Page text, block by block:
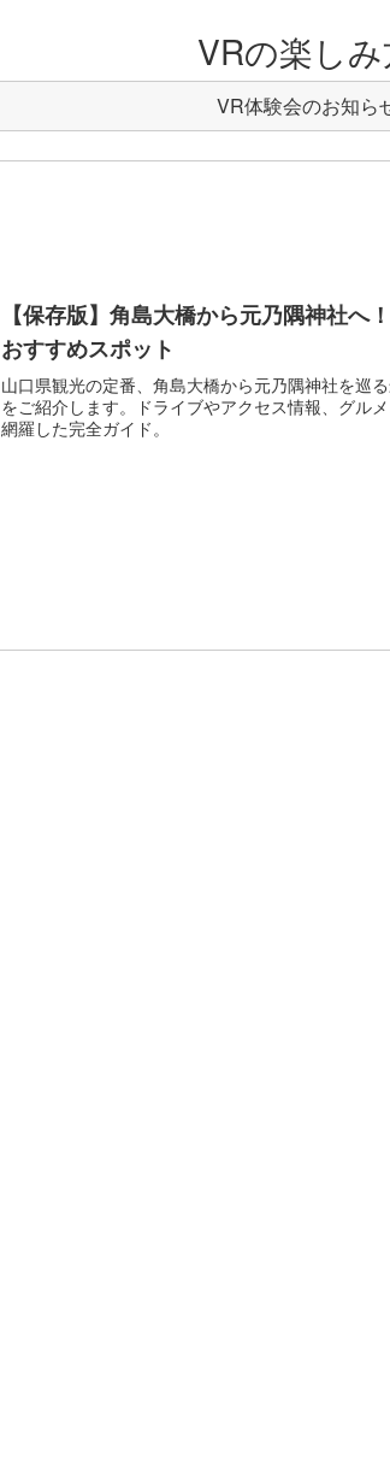
VRの楽し
VR体験会のお知ら
【保存版】角島大橋から元乃隅神社へ
おすすめスポット
山口県観光の定番、角島大橋から元乃隅神社を巡
をご紹介します。ドライブやアクセス情報、グル
網羅した完全ガイド。